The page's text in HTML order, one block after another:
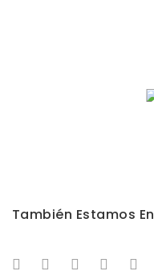
También Estamos En